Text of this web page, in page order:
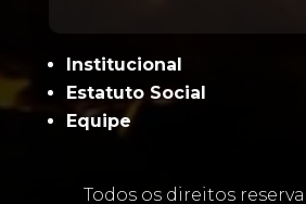
Institucional
Estatuto Social
Equipe
Todos os direitos